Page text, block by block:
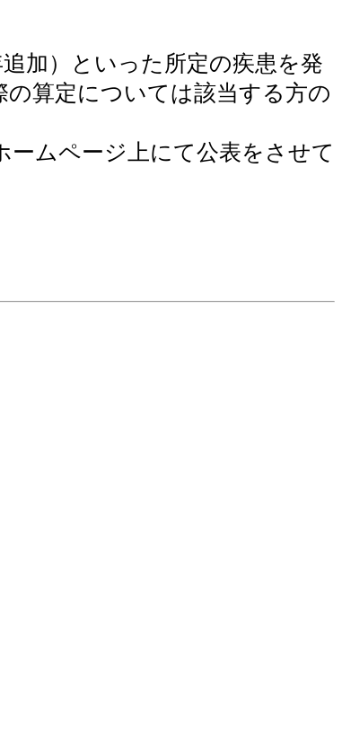
加）といった所定の疾患を発
算定については該当する方の
ムページ上にて公表をさせて